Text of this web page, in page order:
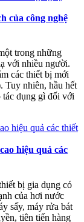
của công nghệ
trong những
với nhiều người.
các thiết bị mới
Tuy nhiên, hầu hết
tác dụng gì đối với
hiệu quả các
bị gia dụng có
của hơi nước
sấy, máy rửa bát
tiên tiến hàng